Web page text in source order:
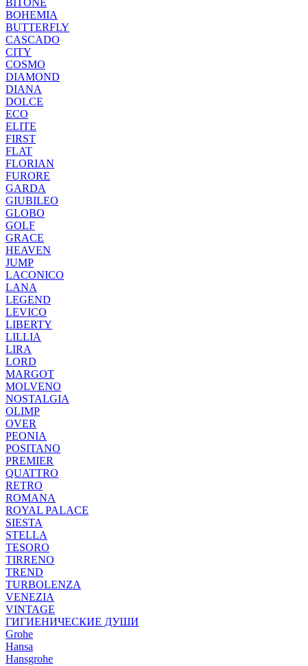
BITONE
BOHEMIA
BUTTERFLY
CASCADO
CITY
COSMO
DIAMOND
DIANA
DOLCE
ECO
ELITE
FIRST
FLAT
FLORIAN
FURORE
GARDA
GIUBILEO
GLOBO
GOLF
GRACE
HEAVEN
JUMP
LACONICO
LANA
LEGEND
LEVICO
LIBERTY
LILLIA
LIRA
LORD
MARGOT
MOLVENO
NOSTALGIA
OLIMP
OVER
PEONIA
POSITANO
PREMIER
QUATTRO
RETRO
ROMANA
ROYAL PALACE
SIESTA
STELLA
TESORO
TIRRENO
TREND
TURBOLENZA
VENEZIA
VINTAGE
ГИГИЕНИЧЕСКИЕ ДУШИ
Grohe
Hansa
Hansgrohe